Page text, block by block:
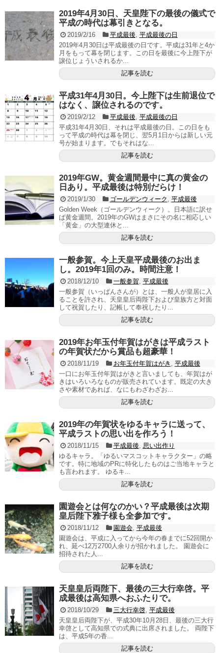
2019年4月30日、天皇陛下の最後の儀式で
平成の時代は幕引きとなる。
2019/2/16 平成最後, 平成最後の日
2019年4月30日は平成最後の日です。平成は31年と4か
月をもって幕を閉じます。この日を最後に今上陛下が
譲位じょういされるか...
記事を読む
平成31年4月30日。今上陛下は生前退位で
はなく、譲位されるのです。
2019/2/12 平成最後, 平成最後の日
平成31年4月30日、それは平成最後の日。この日をも
って平成の時代は幕を閉じ、翌5月1日からは新しい元
号が始まります。でもそれはな...
記事を読む
2019年GW。黄金週間最中に真の黄金の
日あり。平成最後は特別だらけ！
2019/1/30 ゴールデンウィーク , 平成最後
Golden Week（ゴールデンウィーク）。日本語に訳せ
ば黄金週間。2019年のGWはまさにその名に相応しい
「黄金」の大型連休と...
記事を読む
一般参賀。今上天皇平成最後のお出ま
し。2019年1回のみ。時間注意！
2018/12/10 一般参賀, 平成最後
一般参賀（いっぱんさんが）とは、一般人が皇居に入
ることを許され、天皇皇后両陛下および皇族方と対面
して祝賀したり、記帳して奉祝したり...
記事を読む
2019年お年玉付年賀はがきは平成ラスト
の年賀状だから賞品も超豪華！
2018/11/19 お年玉付年賀はがき , 平成最後
一口にお年玉付年賀はがきと言いましても、年賀はが
きはいろいろなものが販売されています。既定の大き
さや素材であれば、なにもわざわざお...
記事を読む
2019年の年賀状をゆるキャラに送って、
平成ラストの思い出を作ろう！
2018/11/15 平成最後, 思い出作り
ゆるキャラ。「ゆるいマスコットキャラクター」の略
です。特に地域のPRに特化したものはご当地キャラと
も言われます。 ゆるキ...
記事を読む
園遊会とは何なのかい？平成最後は次期
皇后陛下雅子様も全参加です。
2018/11/12 園遊会, 平成最後
園遊会は、平成に入ってから今年の春までに52回開か
れ、延べ12万2700人余りが招かれました。 園遊会に
招待された人...
記事を読む
天皇皇后両陛下、最後の三大行幸啓。平
成最後は高知県へおふたりで。
2018/10/29 三大行幸啓, 平成最後
天皇皇后両陛下が、平成30年10月28日、最後の三大行
幸啓として高知県での式典に出席されました。 両陛下
は、平成5年の香...
記事を読む